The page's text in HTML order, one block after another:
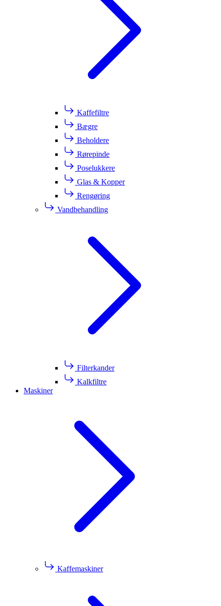
Kaffefiltre
Bægre
Beholdere
Rørepinde
Poselukkere
Glas & Kopper
Rengøring
Vandbehandling
Filterkander
Kalkfiltre
Maskiner
Kaffemaskiner